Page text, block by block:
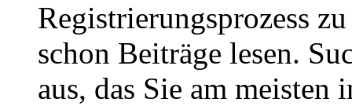
Registrierungsprozess
schon Beiträge lesen.
aus, das Sie am meisten